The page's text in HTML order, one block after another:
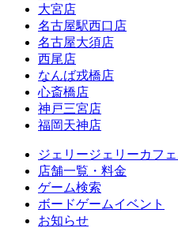
大宮店
名古屋駅西口店
名古屋大須店
西尾店
なんば戎橋店
心斎橋店
神戸三宮店
福岡天神店
ジェリージェリーカフ
店舗一覧・料金
ゲーム検索
ボードゲームイベント
お知らせ